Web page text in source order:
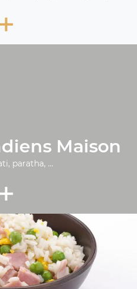
Maison
paratha, ...
+